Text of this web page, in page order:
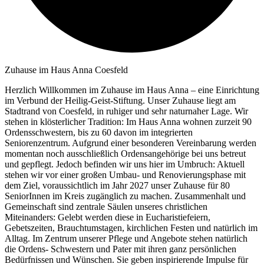
Zuhause im Haus Anna Coesfeld
Herzlich Willkommen im Zuhause im Haus Anna – eine Einrichtung
im Verbund der Heilig-Geist-Stiftung. Unser Zuhause liegt am
Stadtrand von Coesfeld, in ruhiger und sehr naturnaher Lage. Wir
stehen in klösterlicher Tradition: Im Haus Anna wohnen zurzeit 90
Ordensschwestern, bis zu 60 davon im integrierten
Seniorenzentrum. Aufgrund einer besonderen Vereinbarung werden
momentan noch ausschließlich Ordensangehörige bei uns betreut
und gepflegt. Jedoch befinden wir uns hier im Umbruch: Aktuell
stehen wir vor einer großen Umbau- und Renovierungsphase mit
dem Ziel, voraussichtlich im Jahr 2027 unser Zuhause für 80
SeniorInnen im Kreis zugänglich zu machen. Zusammenhalt und
Gemeinschaft sind zentrale Säulen unseres christlichen
Miteinanders: Gelebt werden diese in Eucharistiefeiern,
Gebetszeiten, Brauchtumstagen, kirchlichen Festen und natürlich im
Alltag. Im Zentrum unserer Pflege und Angebote stehen natürlich
die Ordens- Schwestern und Pater mit ihren ganz persönlichen
Bedürfnissen und Wünschen. Sie geben inspirierende Impulse für